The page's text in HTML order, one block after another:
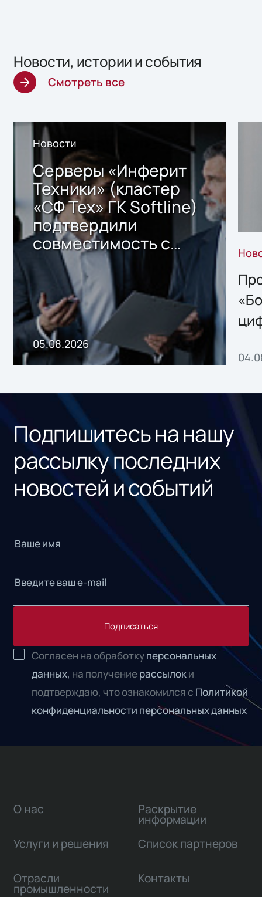
Новости, истории и события
Смотреть все
Новости
Серверы «Инферит
Техники» (кластер
«СФ Тех» ГК Softline)
подтвердили
совместимость с
решением Sharx
Storage 2.x для
хранения данных
05.08.2026
Подпишитесь на нашу
рассылку последних
новостей и событий
Подписаться
Согласен на обработкуперсональных
данных, на получениерассылоки
подтверждаю, что ознакомился с Политикой
конфиденциальности персональных данных
О нас
Услуги и решения
Отрасли
промышленности
Раскрытие
информации
Список партнеров
Контакты